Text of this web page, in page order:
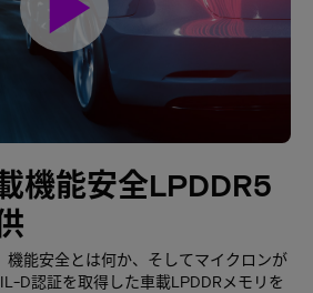
機能安全LPDDR5
機能安全とは何か、そしてマイクロンが
D認証を取得した車載LPDDRメモリを